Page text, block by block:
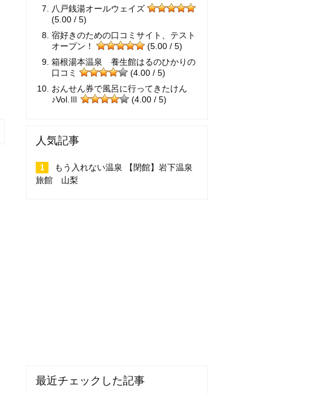
八戸銭湯オールウェイズ
(5.00 / 5)
宿好きのための口コミサイト、テスト
オープン！
(5.00 / 5)
箱根湯本温泉 養生館はるのひかりの
口コミ
(4.00 / 5)
おんせん券で風呂に行ってきたけん
♪Vol.Ⅲ
(4.00 / 5)
人気記事
もう入れない温泉 【閉館】岩下温泉
旅館 山梨
最近チェックした記事